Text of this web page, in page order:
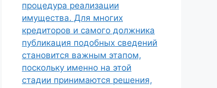
процедура реализации
имущества. Для многих
кредиторов и самого должника
публикация подобных сведений
становится важным этапом,
поскольку именно на этой
стадии принимаются решения,